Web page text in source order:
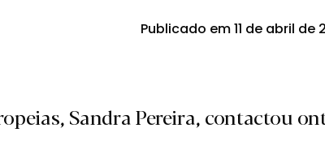
Publicado em 11 de abril de
Sandra Pereira, contactou